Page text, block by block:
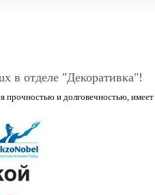
в отделе "Декоративка"!
и долговечностью,